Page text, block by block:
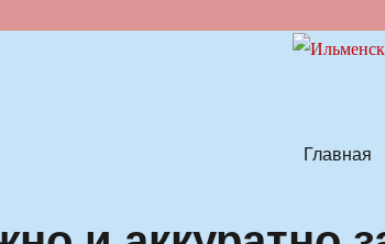
Главная